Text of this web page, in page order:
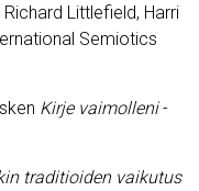
Littlefield, Harri
Semiotics
Kirje vaimolleni-
traditioiden vaikutus